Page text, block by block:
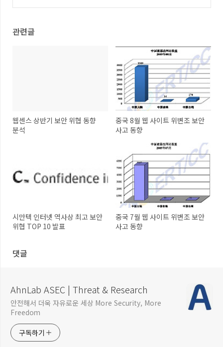
관련글
웹센스 상반기 보안 위협 동향
분석
중국 8월 웹 사이트 위변조 보안
사고 동향
시만텍 인터넷 역사상 최고 보안
위협 TOP 10 발표
중국 7월 웹 사이트 위변조 보안
사고 동향
댓글
AhnLab ASEC | Threat & Research
안전해서 더욱 자유로운 세상 More Security, More
Freedom
구독하기